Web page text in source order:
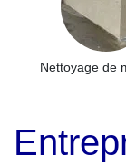
Nettoyage de